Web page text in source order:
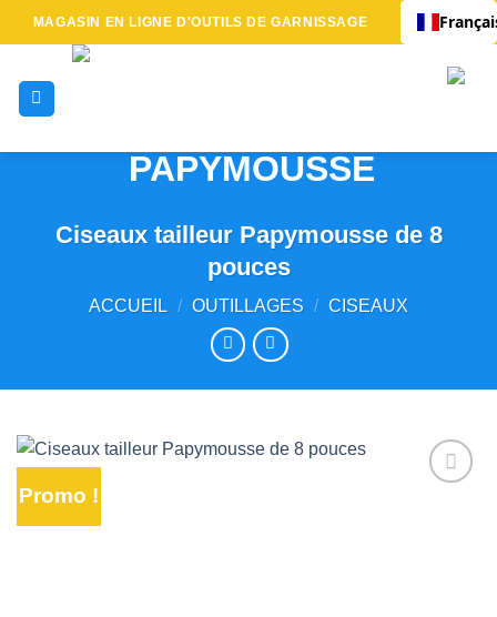
Passer
au
MAGASIN EN LIGNE D'OUTILS DE GARNISSAGE
Ciseaux tailleur Papymousse de 8
pouces
ACCUEIL / OUTILLAGES / CISEAUX
Promo !